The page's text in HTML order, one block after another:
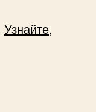
Узнайте,